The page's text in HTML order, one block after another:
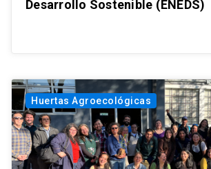
Desarrollo Sostenible (ENEDS)
Huertas Agroecológicas